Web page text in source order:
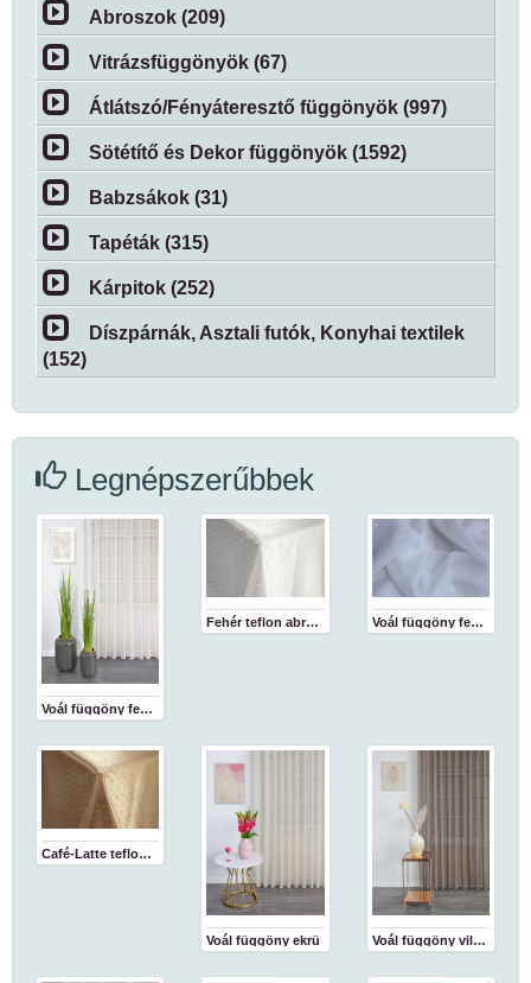
Abroszok (209)
Vitrázsfüggönyök (67)
Átlátszó/Fényáteresztő függönyök (997)
Sötétítő és Dekor függönyök (1592)
Babzsákok (31)
Tapéták (315)
Kárpitok (252)
Díszpárnák, Asztali futók, Konyhai textilek
(152)
Legnépszerűbbek
Voál függöny fehér
Fehér teflon abrosz Voál függöny fehér 180 cm
Café-Latte teflon abrosz
Voál függöny ekrü Voál függöny világosbarna